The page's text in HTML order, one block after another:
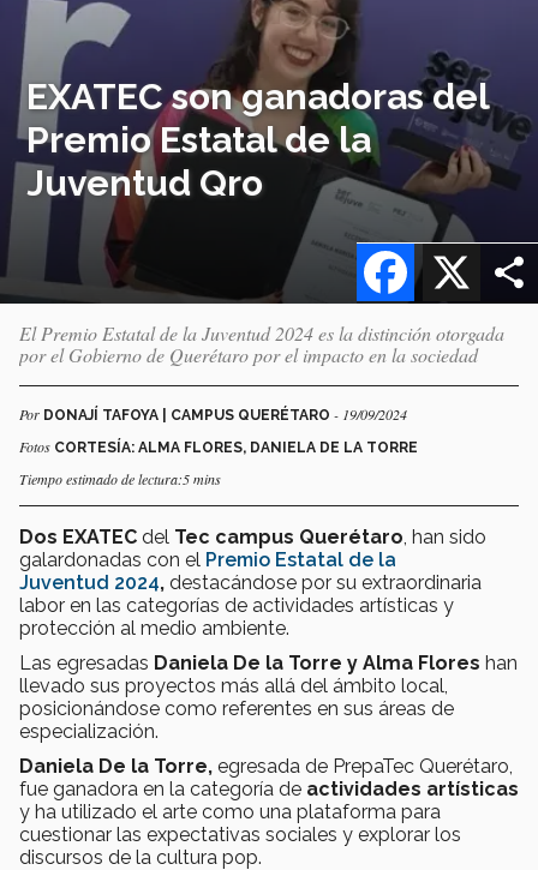
EXATEC son ganadoras del
Premio Estatal de la
Juventud Qro
X
Facebook
El Premio Estatal de la Juventud 2024 es la distinción otorgada
por el Gobierno de Querétaro por el impacto en la sociedad
Por DONAJÍ TAFOYA | CAMPUS QUERÉTARO - 19/09/2024
Fotos CORTESÍA: ALMA FLORES, DANIELA DE LA TORRE
Tiempo estimado de lectura:5 mins
Dos EXATEC del Tec campus Querétaro , han sido
galardonadas con el Premio Estatal de la
Juventud 2024, destacándose por su extraordinaria
labor en las categorías de actividades artísticas y
protección al medio ambiente.
Las egresadas Daniela De la Torre y Alma Flores han
llevado sus proyectos más allá del ámbito local,
posicionándose como referentes en sus áreas de
especialización.
Daniela De la Torre, egresada de PrepaTec Querétaro,
fue ganadora en la categoría de actividades artísticas
y ha utilizado el arte como una plataforma para
cuestionar las expectativas sociales y explorar los
discursos de la cultura pop.